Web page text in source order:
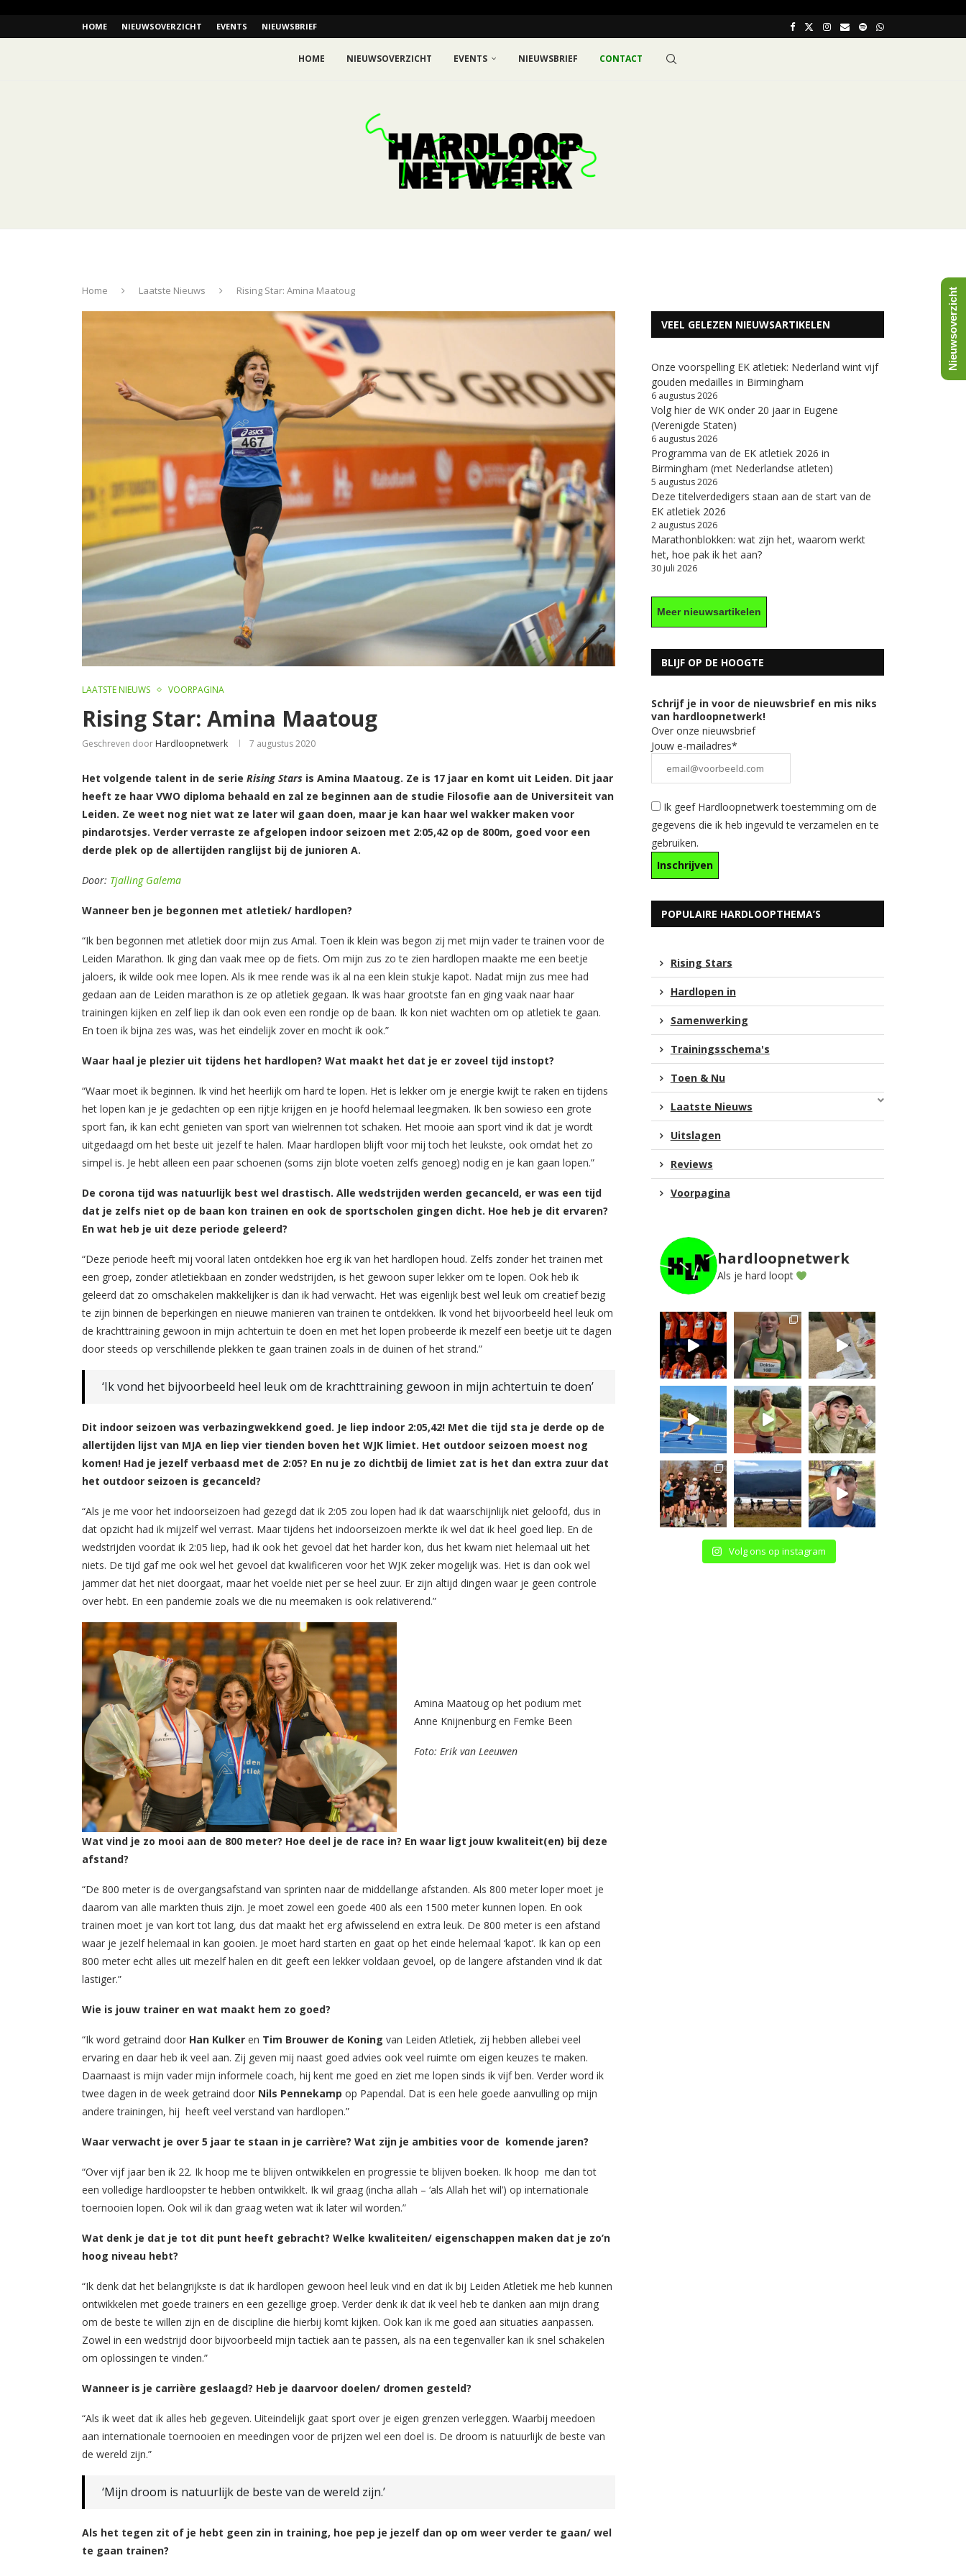
HOME NIEUWSOVERZICHT EVENTS NIEUWSBRIEF
HOME NIEUWSOVERZICHT EVENTS NIEUWSBRIEF CONTACT
Home Laatste Nieuws Rising Star: Amina Maatoug
LAATSTE NIEUWS VOORPAGINA
Rising Star: Amina Maatoug
Geschreven door Hardloopnetwerk 7 augustus 2020
Het volgende talent in de serie Rising Stars is Amina Maatoug. Ze is 17 jaar en komt uit Leiden. Dit jaar
heeft ze haar VWO diploma behaald en zal ze beginnen aan de studie Filosofie aan de Universiteit van
Leiden. Ze weet nog niet wat ze later wil gaan doen, maar je kan haar wel wakker maken voor
pindarotsjes. Verder verraste ze afgelopen indoor seizoen met 2:05,42 op de 800m, goed voor een
derde plek op de allertijden ranglijst bij de junioren A.
Door: Tjalling Galema
Wanneer ben je begonnen met atletiek/ hardlopen?
“Ik ben begonnen met atletiek door mijn zus Amal. Toen ik klein was begon zij met mijn vader te trainen voor de
Leiden Marathon. Ik ging dan vaak mee op de fiets. Om mijn zus zo te zien hardlopen maakte me een beetje
jaloers, ik wilde ook mee lopen. Als ik mee rende was ik al na een klein stukje kapot. Nadat mijn zus mee had
gedaan aan de Leiden marathon is ze op atletiek gegaan. Ik was haar grootste fan en ging vaak naar haar
trainingen kijken en zelf liep ik dan ook even een rondje op de baan. Ik kon niet wachten om op atletiek te gaan.
En toen ik bijna zes was, was het eindelijk zover en mocht ik ook.”
Waar haal je plezier uit tijdens het hardlopen? Wat maakt het dat je er zoveel tijd instopt?
“Waar moet ik beginnen. Ik vind het heerlijk om hard te lopen. Het is lekker om je energie kwijt te raken en tijdens
het lopen kan je je gedachten op een rijtje krijgen en je hoofd helemaal leegmaken. Ik ben sowieso een grote
sport fan, ik kan echt genieten van sport van wielrennen tot schaken. Het mooie aan sport vind ik dat je wordt
uitgedaagd om het beste uit jezelf te halen. Maar hardlopen blijft voor mij toch het leukste, ook omdat het zo
simpel is. Je hebt alleen een paar schoenen (soms zijn blote voeten zelfs genoeg) nodig en je kan gaan lopen.”
De corona tijd was natuurlijk best wel drastisch. Alle wedstrijden werden gecanceld, er was een tijd
dat je zelfs niet op de baan kon trainen en ook de sportscholen gingen dicht. Hoe heb je dit ervaren?
En wat heb je uit deze periode geleerd?
“Deze periode heeft mij vooral laten ontdekken hoe erg ik van het hardlopen houd. Zelfs zonder het trainen met
een groep, zonder atletiekbaan en zonder wedstrijden, is het gewoon super lekker om te lopen. Ook heb ik
geleerd dat zo omschakelen makkelijker is dan ik had verwacht. Het was eigenlijk best wel leuk om creatief bezig
te zijn binnen de beperkingen en nieuwe manieren van trainen te ontdekken. Ik vond het bijvoorbeeld heel leuk om
de krachttraining gewoon in mijn achtertuin te doen en met het lopen probeerde ik mezelf een beetje uit te dagen
door steeds op verschillende plekken te gaan trainen zoals in de duinen of het strand.”
‘Ik vond het bijvoorbeeld heel leuk om de krachttraining gewoon in mijn achtertuin te doen’
Dit indoor seizoen was verbazingwekkend goed. Je liep indoor 2:05,42! Met die tijd sta je derde op de
allertijden lijst van MJA en liep vier tienden boven het WJK limiet. Het outdoor seizoen moest nog
komen! Had je jezelf verbaasd met de 2:05? En nu je zo dichtbij de limiet zat is het dan extra zuur dat
het outdoor seizoen is gecanceld?
“Als je me voor het indoorseizoen had gezegd dat ik 2:05 zou lopen had ik dat waarschijnlijk niet geloofd, dus in
dat opzicht had ik mijzelf wel verrast. Maar tijdens het indoorseizoen merkte ik wel dat ik heel goed liep. En de
wedstrijden voordat ik 2:05 liep, had ik ook het gevoel dat het harder kon, dus het kwam niet helemaal uit het
niets. De tijd gaf me ook wel het gevoel dat kwalificeren voor het WJK zeker mogelijk was. Het is dan ook wel
jammer dat het niet doorgaat, maar het voelde niet per se heel zuur. Er zijn altijd dingen waar je geen controle
over hebt. En een pandemie zoals we die nu meemaken is ook relativerend.”
Amina Maatoug op het podium met
Anne Knijnenburg en Femke Been
Foto: Erik van Leeuwen
Wat vind je zo mooi aan de 800 meter? Hoe deel je de race in? En waar ligt jouw kwaliteit(en) bij deze
afstand?
“De 800 meter is de overgangsafstand van sprinten naar de middellange afstanden. Als 800 meter loper moet je
daarom van alle markten thuis zijn. Je moet zowel een goede 400 als een 1500 meter kunnen lopen. En ook
trainen moet je van kort tot lang, dus dat maakt het erg afwisselend en extra leuk. De 800 meter is een afstand
waar je jezelf helemaal in kan gooien. Je moet hard starten en gaat op het einde helemaal ‘kapot’. Ik kan op een
800 meter echt alles uit mezelf halen en dit geeft een lekker voldaan gevoel, op de langere afstanden vind ik dat
lastiger.”
Wie is jouw trainer en wat maakt hem zo goed?
“Ik word getraind door Han Kulker en Tim Brouwer de Koning van Leiden Atletiek, zij hebben allebei veel
ervaring en daar heb ik veel aan. Zij geven mij naast goed advies ook veel ruimte om eigen keuzes te maken.
Daarnaast is mijn vader mijn informele coach, hij kent me goed en ziet me lopen sinds ik vijf ben. Verder word ik
twee dagen in de week getraind door Nils Pennekamp op Papendal. Dat is een hele goede aanvulling op mijn
andere trainingen, hij heeft veel verstand van hardlopen.”
Waar verwacht je over 5 jaar te staan in je carrière? Wat zijn je ambities voor de komende jaren?
“Over vijf jaar ben ik 22. Ik hoop me te blijven ontwikkelen en progressie te blijven boeken. Ik hoop me dan tot
een volledige hardloopster te hebben ontwikkelt. Ik wil graag (incha allah – ‘als Allah het wil’) op internationale
toernooien lopen. Ook wil ik dan graag weten wat ik later wil worden.”
Wat denk je dat je tot dit punt heeft gebracht? Welke kwaliteiten/ eigenschappen maken dat je zo’n
hoog niveau hebt?
“Ik denk dat het belangrijkste is dat ik hardlopen gewoon heel leuk vind en dat ik bij Leiden Atletiek me heb kunnen
ontwikkelen met goede trainers en een gezellige groep. Verder denk ik dat ik veel heb te danken aan mijn drang
om de beste te willen zijn en de discipline die hierbij komt kijken. Ook kan ik me goed aan situaties aanpassen.
Zowel in een wedstrijd door bijvoorbeeld mijn tactiek aan te passen, als na een tegenvaller kan ik snel schakelen
om oplossingen te vinden.”
Wanneer is je carrière geslaagd? Heb je daarvoor doelen/ dromen gesteld?
“Als ik weet dat ik alles heb gegeven. Uiteindelijk gaat sport over je eigen grenzen verleggen. Waarbij meedoen
aan internationale toernooien en meedingen voor de prijzen wel een doel is. De droom is natuurlijk de beste van
de wereld zijn.”
‘Mijn droom is natuurlijk de beste van de wereld zijn.’
Als het tegen zit of je hebt geen zin in training, hoe pep je jezelf dan op om weer verder te gaan/ wel
te gaan trainen?
VEEL GELEZEN NIEUWSARTIKELEN
Onze voorspelling EK atletiek: Nederland wint vijf
gouden medailles in Birmingham
6 augustus 2026
Volg hier de WK onder 20 jaar in Eugene
(Verenigde Staten)
6 augustus 2026
Programma van de EK atletiek 2026 in
Birmingham (met Nederlandse atleten)
5 augustus 2026
Deze titelverdedigers staan aan de start van de
EK atletiek 2026
2 augustus 2026
Marathonblokken: wat zijn het, waarom werkt
het, hoe pak ik het aan?
30 juli 2026
Meer nieuwsartikelen
BLIJF OP DE HOOGTE
Schrijf je in voor de nieuwsbrief en mis niks
van hardloopnetwerk!
Over onze nieuwsbrief
Jouw e-mailadres*
Ik geef Hardloopnetwerk toestemming om de
gegevens die ik heb ingevuld te verzamelen en te
gebruiken.
POPULAIRE HARDLOOPTHEMA’S
Rising Stars
Hardlopen in
Samenwerking
Trainingsschema's
Toen & Nu
Laatste Nieuws
Uitslagen
Reviews
Voorpagina
hardloopnetwerk
Als je hard loopt
Volg ons op instagram
Nieuwsoverzicht